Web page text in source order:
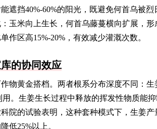
遮挡40%-60%的阳光，既避免何首乌被
玉米向上生长，何首乌藤蔓横向扩展，
作区高15%-20%，有效减少灌溉次数。
的协同效应
物黄金搭档。两者根系分布深度不同：
用。生姜生长过程中释放的挥发性物质能
院的试验表明，这种套种模式下，生姜
低25%以上。